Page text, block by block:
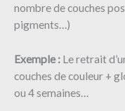
nombre de couches
pigments…)
Exemple : Le retrait
couches de couleur +
ou 4 semaines…